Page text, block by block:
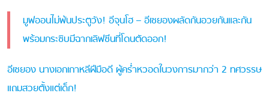
มูฟออนไม่พ้นประตูวัง! อีจุนโฮ – อีเซยองผลัดกันอวยกันและกัน
พร้อมกระซิบมีฉากเลิฟซีนที่โดนตัดออก!
อีเซยอง นางเอกเกาหลีฝีมือดี ผู้คร่ำหวอดในวงการมากว่า 2 ทศวรรษ
แถมสวยตั้งแต่เด็ก!